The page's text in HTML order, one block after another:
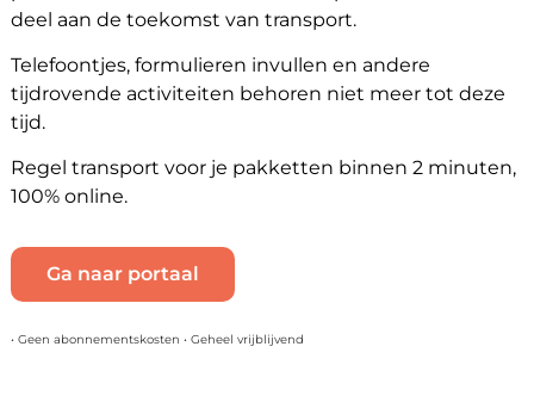
deel aan de toekomst van transport.
Telefoontjes, formulieren invullen en andere
tijdrovende activiteiten behoren niet meer tot deze
tijd.
Regel transport voor je pakketten binnen 2 minuten,
100% online.
Ga naar portaal
• Geen abonnementskosten • Geheel vrijblijvend